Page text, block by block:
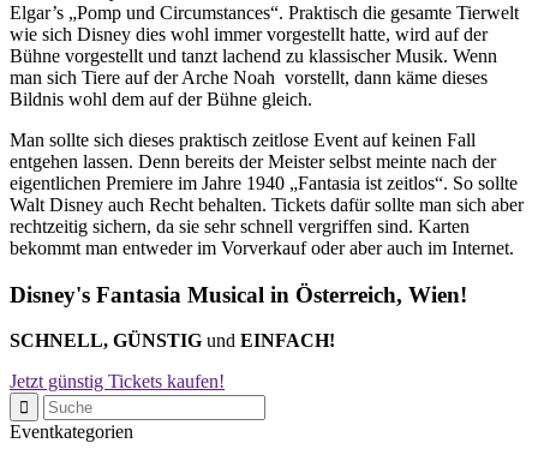
Elgar’s „Pomp und Circumstances“. Praktisch die gesamte Tierwelt
wie sich Disney dies wohl immer vorgestellt hatte, wird auf der
Bühne vorgestellt und tanzt lachend zu klassischer Musik. Wenn
man sich Tiere auf der Arche Noah vorstellt, dann käme dieses
Bildnis wohl dem auf der Bühne gleich.
Man sollte sich dieses praktisch zeitlose Event auf keinen Fall
entgehen lassen. Denn bereits der Meister selbst meinte nach der
eigentlichen Premiere im Jahre 1940 „Fantasia ist zeitlos“. So sollte
Walt Disney auch Recht behalten. Tickets dafür sollte man sich aber
rechtzeitig sichern, da sie sehr schnell vergriffen sind. Karten
bekommt man entweder im Vorverkauf oder aber auch im Internet.
Disney's Fantasia Musical in Österreich, Wien!
SCHNELL, GÜNSTIG und EINFACH!
Jetzt günstig Tickets kaufen!
Eventkategorien